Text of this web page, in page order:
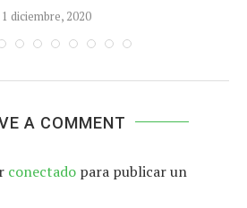
1 diciembre, 2020
A COMMENT
conectado para publicar un